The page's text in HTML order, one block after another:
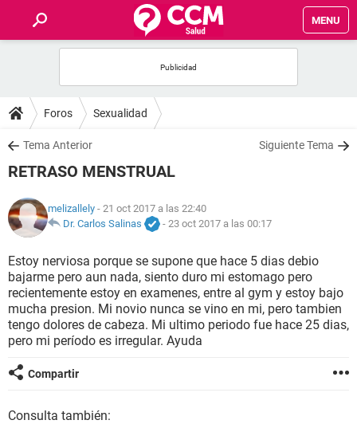
MENU
FOROS
SALUD
NUTRICIÓN
BIENESTAR
SEXUALIDAD
GLOSARIO
Foros Sexualidad
Tema Anterior Siguiente Tema
RETRASO MENSTRUAL
melizallely - 21 oct 2017 a las 22:40
Dr. Carlos Salinas
- 23 oct 2017 a las 00:17
Estoy nerviosa porque se supone que hace 5 dias debio
bajarme pero aun nada, siento duro mi estomago pero
recientemente estoy en examenes, entre al gym y estoy bajo
mucha presion. Mi novio nunca se vino en mi, pero tambien
tengo dolores de cabeza. Mi ultimo periodo fue hace 25 dias,
pero mi período es irregular. Ayuda
Compartir
Consulta también: